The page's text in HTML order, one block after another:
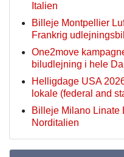
Italien
Billeje Montpellier
Frankrig
One2move
biludlejning i hele
Helligdage USA
lokale (federal and
Billeje Milano Linate
Norditalien